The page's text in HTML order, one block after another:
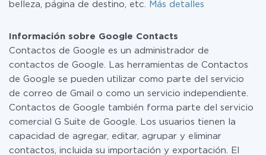
belleza, página de destino, etc.
Más detalles
Información sobre Google Contacts
Contactos de Google es un administrador de
contactos de Google. Las herramientas de Contactos
de Google se pueden utilizar como parte del servicio
de correo de Gmail o como un servicio independiente.
Contactos de Google también forma parte del servicio
comercial G Suite de Google. Los usuarios tienen la
capacidad de agregar, editar, agrupar y eliminar
contactos, incluida su importación y exportación. El